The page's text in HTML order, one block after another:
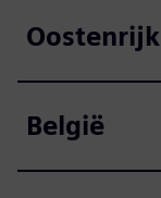
Oostenrijk
België